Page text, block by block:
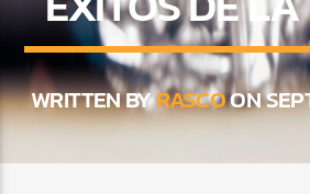
CURRENT SHOW
BACHATA PARA
WRITTEN BYRASCOON